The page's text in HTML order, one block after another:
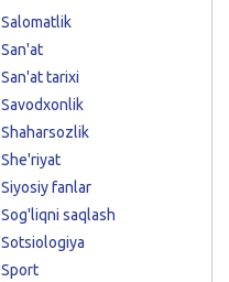
Salomatlik
San'at
San'at tarixi
Savodxonlik
Shaharsozlik
She'riyat
Siyosiy fanlar
Sog'liqni saqlash
Sotsiologiya
Sport